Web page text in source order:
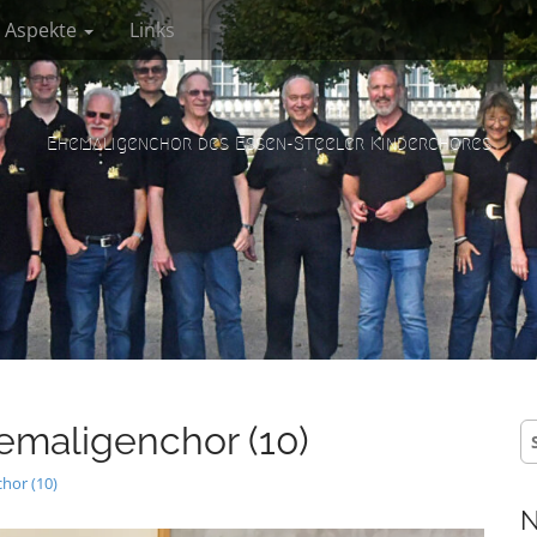
Aspekte Links
Ehemaligenchor des Essen-Steeler Kinderchores
(10)
(10)